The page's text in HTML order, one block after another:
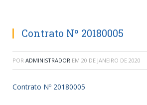
Contrato Nº 20180005
POR ADMINISTRADOR EM 20 DE JANEIRO DE 2020
Contrato Nº 20180005